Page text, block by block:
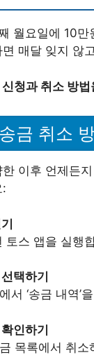
월요일에 10
매달 잊지 않
청과 취소 방
금 취소
이후 언제든
:
토스 앱을 실행
택하기
서 ‘송금 내역’
인하기
목록에서 취